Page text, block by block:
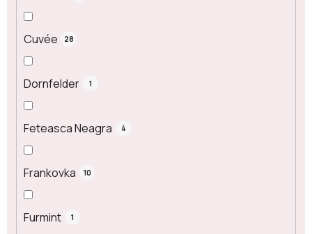
Cuvée 28
Dornfelder 1
Feteasca Neagra 4
Frankovka 10
Furmint 1